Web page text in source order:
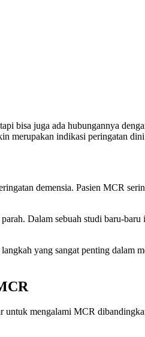
bisa juga ada hubungannya
merupakan indikasi peringatan
demensia. Pasien MCR
Dalam sebuah studi baru-
yang sangat penting dalam
mengalami MCR